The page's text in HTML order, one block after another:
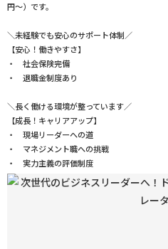
円〜）です。
＼未経験でも安心のサポート体制／
【安心！働きやすさ】
・ 社会保険完備
・ 退職金制度あり
＼長く働ける環境が整っています／
【成長！キャリアアップ】
・ 現場リーダーへの道
・ マネジメント職への挑戦
・ 実力主義の評価制度